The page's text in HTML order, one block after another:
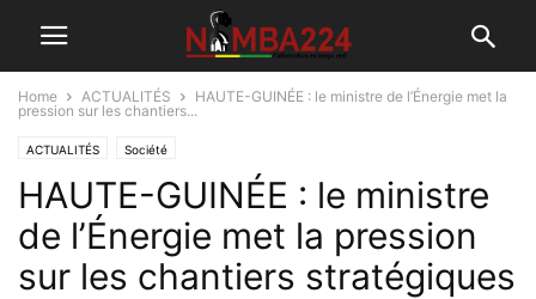
Home ACTUALITÉS
HAUTE-GUINÉE : le ministre de l’Énergie met la
pression sur les chantiers...
ACTUALITÉS Société
HAUTE-GUINÉE : le ministre
de l’Énergie met la pression
sur les chantiers stratégiques